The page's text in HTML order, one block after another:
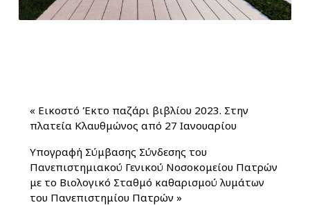
« Εικοστό Έκτο παζάρι βιβλίου 2023. Στην
πλατεία Κλαυθμώνος από 27 Ιανουαρίου
Υπογραφή Σύμβασης Σύνδεσης του
Πανεπιστημιακού Γενικού Νοσοκομείου Πατρών
με το Βιολογικό Σταθμό καθαρισμού λυμάτων
του Πανεπιστημίου Πατρών »